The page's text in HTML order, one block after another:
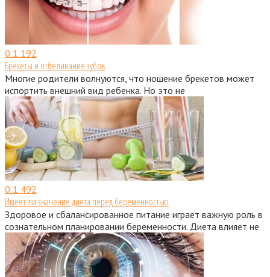
0 1 192
Брекеты и отбеливание зубов
Многие родители волнуются, что ношение брекетов может
испортить внешний вид ребенка. Но это не
0 1 492
Имеет ли значение диета перед беременностью
Здоровое и сбалансированное питание играет важную роль в
сознательном планировании беременности. Диета влияет не